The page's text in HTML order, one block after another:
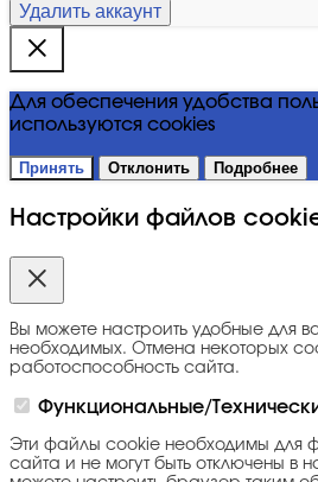
Удалить аккаунт
Для обеспечения удобства
используются cookies
Принять Отклонить Подробнее
Настройки файлов
Вы можете настроить удобные для
необходимых. Отмена некоторых
работоспособность сайта.
Функциональные/
Эти файлы cookie необходимы для
сайта и не могут быть отключены в